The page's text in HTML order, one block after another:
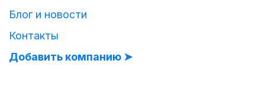
Блог и новости
Контакты
Добавить компанию ➤